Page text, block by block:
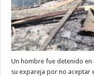
Un hombre fue detenido en
su expareja por no aceptar